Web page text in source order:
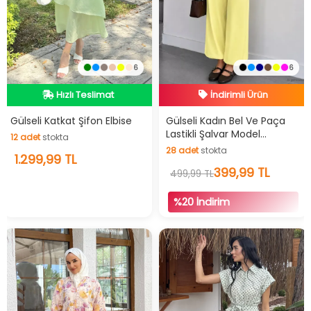
6
Hızlı Teslimat
Videolu Ürün
Hızlı Teslimat
Gülseli Katkat Şifon Elbise
12adetstokta
12 adetstokta
1.299,99 TL
6
İndirimli Ürün
Hızlı Teslimat
İndirimli Ürün
Gülseli Kadın Bel Ve Paça
Lastikli Şalvar Model
Pantolon
28adetstokta
28 adetstokta
499,99 TL399,99 TL
%20 İndirim